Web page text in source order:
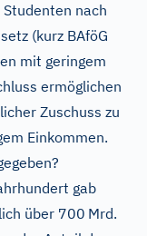
nach
(kurz BAföG
mit geringem
ermöglichen
Zuschuss zu
Einkommen.
gab
über 700 Mrd.